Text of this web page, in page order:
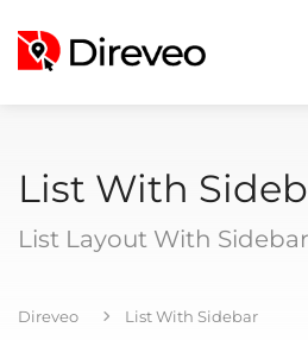
List With
List Layout With Sidebar
Direveo List With Sidebar